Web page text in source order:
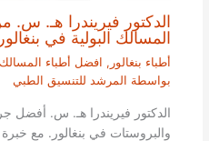
الدكتور فيريندرا هـ. س.
المسالك البولية في
أطباء بنغالور , افضل أطباء المسالك
بواسطة المرشد للتنسيق الطبي
الدكتور فيريندرا هـ. س. أفضل